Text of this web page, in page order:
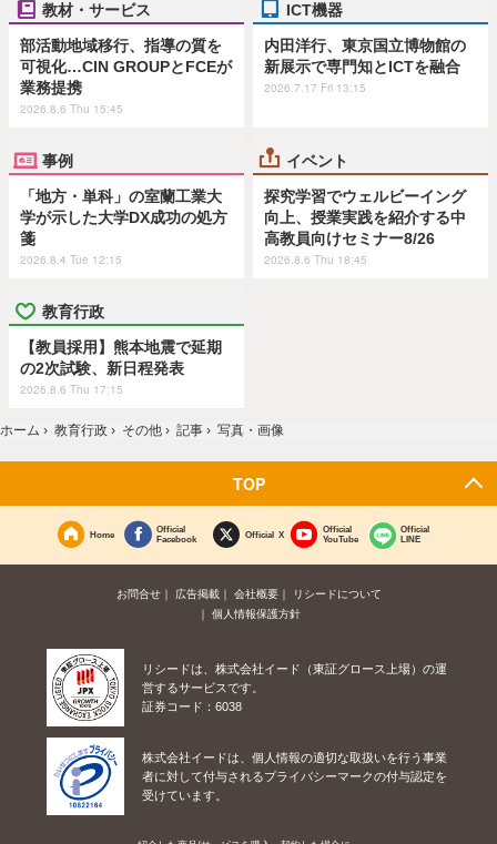
教材・サービス
部活動地域移行、指導の質を
可視化…CIN GROUPとFCEが
業務提携
2026.8.6 Thu 15:45
ICT機器
内田洋行、東京国立博物館の
新展示で専門知とICTを融合
2026.7.17 Fri 13:15
事例
「地方・単科」の室蘭工業大
学が示した大学DX成功の処方
箋
2026.8.4 Tue 12:15
イベント
探究学習でウェルビーイング
向上、授業実践を紹介する中
高教員向けセミナー8/26
2026.8.6 Thu 18:45
教育行政
【教員採用】熊本地震で延期
の2次試験、新日程発表
2026.8.6 Thu 17:15
ホーム › 教育行政 › その他 › 記事 › 写真・画像
TOP
Home
Official
Facebook
Official X
Official
YouTube
Official
LINE
お問合せ 広告掲載 会社概要
リシードについて
個人情報保護方針
リシードは、株式会社イード（東証グロース上場）の運
営するサービスです。
証券コード：6038
株式会社イードは、個人情報の適切な取扱いを行う事業
者に対して付与されるプライバシーマークの付与認定を
受けています。